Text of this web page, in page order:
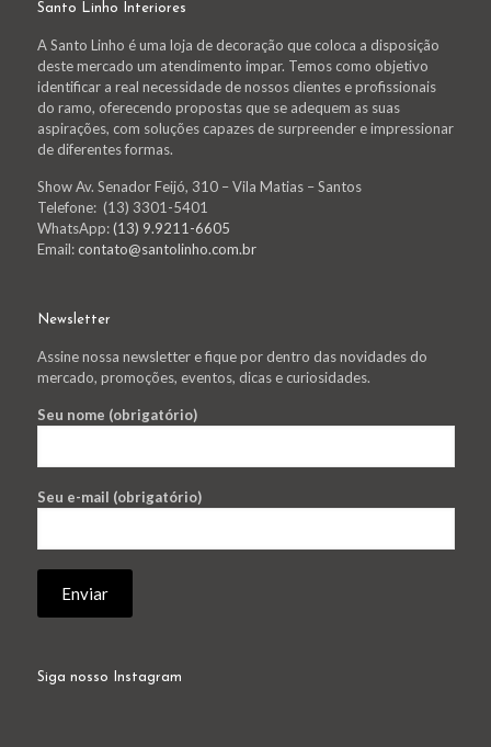
Santo Linho Interiores
A Santo Linho é uma loja de decoração que coloca a disposição
deste mercado um atendimento impar. Temos como objetivo
identificar a real necessidade de nossos clientes e profissionais
do ramo, oferecendo propostas que se adequem as suas
aspirações, com soluções capazes de surpreender e impressionar
de diferentes formas.
Show Av. Senador Feijó, 310 – Vila Matias – Santos
Telefone: (13) 3301-5401
WhatsApp:(13) 9.9211-6605
Email:contato@santolinho.com.br
Newsletter
Assine nossa newsletter e fique por dentro das novidades do
mercado, promoções, eventos, dicas e curiosidades.
Seu nome (obrigatório)
Seu e-mail (obrigatório)
Siga nosso Instagram